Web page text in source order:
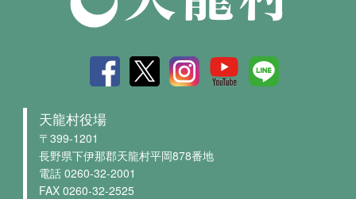
天龍村役場
〒399-1201
長野県下伊那郡天龍村平岡878番地
電話 0260-32-2001
FAX 0260-32-2525